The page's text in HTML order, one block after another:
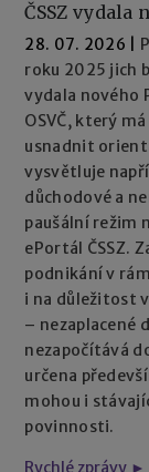
ČSSZ vydala
28. 07. 2026
roku 2025 jich
vydala nového
OSVČ, který
usnadnit
vysvětluje
důchodové a
paušální režim
ePortál ČSSZ.
podnikání v
i na důležitost
– nezaplacené
nezapočítává
určena
mohou i
povinnosti.
Rychlé zprávy ►